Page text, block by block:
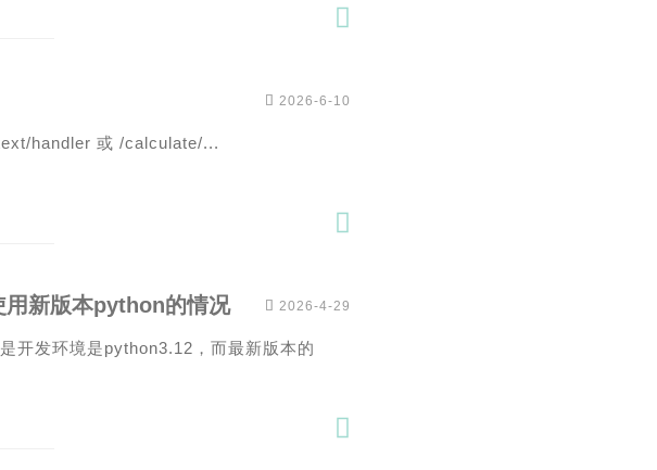

 2026-6-10
handler 或 /calculate/...

新版本python的情况  2026-4-29
开发环境是python3.12，而最新版本的
